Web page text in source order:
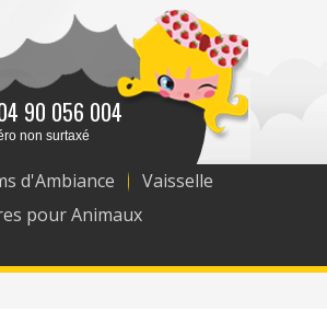
90 056 004
non surtaxé
d'Ambiance
Vaisselle
pour Animaux